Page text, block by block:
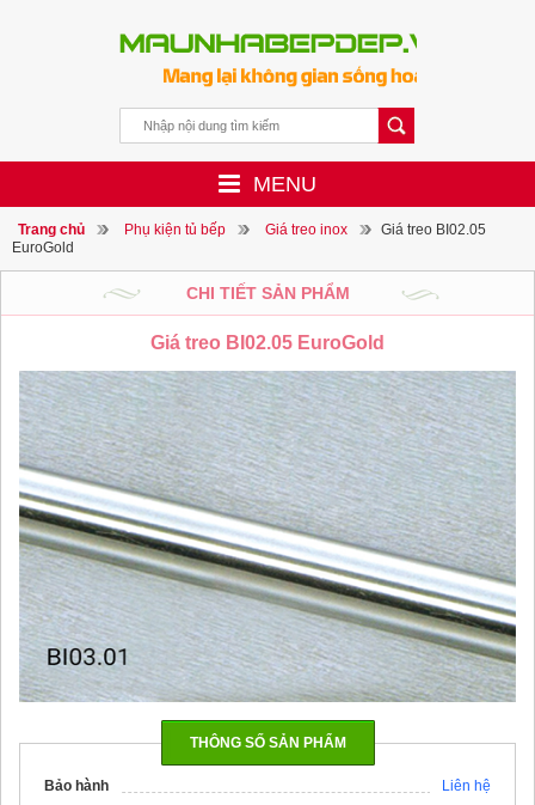
MENU
Trang chủ Phụ kiện tủ bếp Giá treo inox
Giá treo BI02.05
EuroGold
CHI TIẾT SẢN PHẨM
Giá treo BI02.05 EuroGold
THÔNG SỐ SẢN PHẨM
Bảo hành Liên hệ